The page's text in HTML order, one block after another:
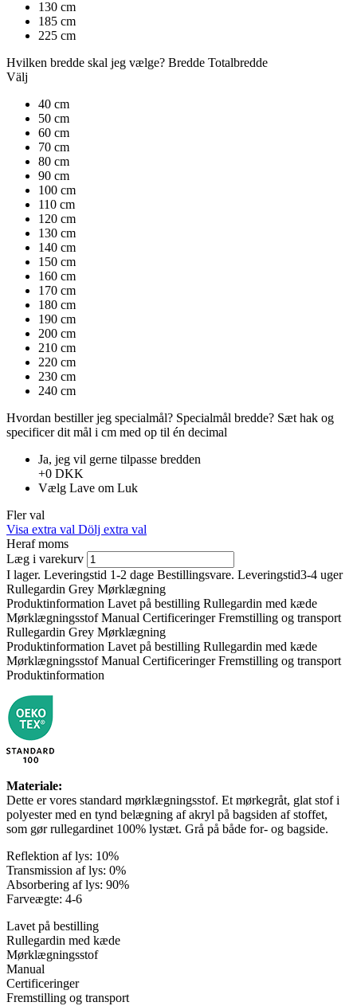
130 cm
185 cm
225 cm
Hvilken bredde skal jeg vælge? Bredde Totalbredde
Välj
40 cm
50 cm
60 cm
70 cm
80 cm
90 cm
100 cm
110 cm
120 cm
130 cm
140 cm
150 cm
160 cm
170 cm
180 cm
190 cm
200 cm
210 cm
220 cm
230 cm
240 cm
Hvordan bestiller jeg specialmål? Specialmål bredde? Sæt hak ​​og
specificer dit mål i cm med op til én decimal
Ja, jeg vil gerne tilpasse bredden
+0 DKK
Vælg Lave om Luk
Fler val
Visa extra val Dölj extra val
Heraf moms
Læg i varekurv
I lager. Leveringstid 1-2 dage Bestillingsvare. Leveringstid3-4 uger
Rullegardin Grey Mørklægning
Produktinformation Lavet på bestilling Rullegardin med kæde
Mørklægningsstof Manual Certificeringer Fremstilling og transport
Rullegardin Grey Mørklægning
Produktinformation Lavet på bestilling Rullegardin med kæde
Mørklægningsstof Manual Certificeringer Fremstilling og transport
Produktinformation
Materiale:
Dette er vores standard mørklægningsstof. Et mørkegråt, glat stof i
polyester med en tynd belægning af akryl på bagsiden af ​​stoffet,
som gør rullegardinet 100% lystæt. Grå på både for- og bagside.
Reflektion af lys: 10%
Transmission af lys: 0%
Absorbering af lys: 90%
Farveægte: 4-6
Lavet på bestilling
Rullegardin med kæde
Mørklægningsstof
Manual
Certificeringer
Fremstilling og transport